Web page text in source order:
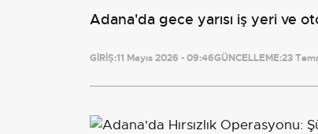
Adana'da gece yarısı iş yeri ve
GİRİŞ:11 Mayıs 2026 - 09:46GÜNCELLEME:23